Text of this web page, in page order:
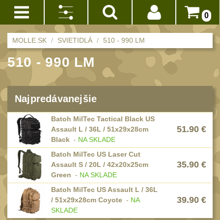
0
Prihlásenie
Doprava
platba
Obchodné
podmienky
Vrátenie
do
14
dní
Akce!
BATOHY(228)
Méně než 10 L
10 - 20 L
20 - 30 L101
Nad 30 L74
Batohy přes
rameno
Turistické a
expediční38
Výrobca:
Armytek
(3)
Zrušiť
vybrané
parametre
MOLLE.SK SVIETIDLÁ 510 - 990 LM
510 - 990 LM
Najpredávanejšie
Batoh MilTec Tactical Black US
Assault L / 36L / 51x29x28cm
Black - NA SKLADE
51.90 €
Batoh MilTec US Laser Cut
Assault S / 20L / 42x20x25cm
Green - NA SKLADE
35.90 €
Batoh MilTec US Assault L / 36L
/ 51x29x28cm Coyote - NA
SKLADE
39.90 €